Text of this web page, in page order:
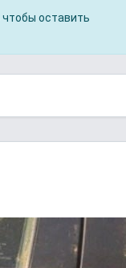
чтобы оставить